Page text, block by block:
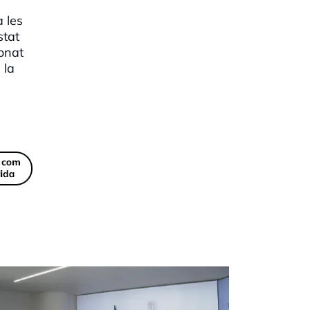
les
la